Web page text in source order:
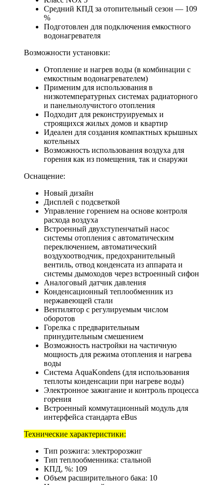
Средний КПД за отопительный сезон — 109
%
Подготовлен для подключения емкостного
водонагревателя
Возможности установки:
Отопление и нагрев воды (в комбинации с
емкостным водонагревателем)
Применим для использования в
низкотемпературных системах радиаторного
и панельнолучистого отопления
Подходит для реконструируемых и
строящихся жилых домов и квартир
Идеален для создания компактных крышных
котельных
Возможность использования воздуха для
горения как из помещения, так и снаружи
Оснащение:
Новый дизайн
Дисплей с подсветкой
Управление горением на основе контроля
расхода воздуха
Встроенный двухступенчатый насос
системы отопления с автоматическим
переключением, автоматический
воздухоотводчик, предохранительный
вентиль, отвод конденсата из аппарата и
системы дымоходов через встроенный сифон
Аналоговый датчик давления
Конденсационный теплообменник из
нержавеющей стали
Вентилятор с регулируемым числом
оборотов
Горелка с предварительным
принудительным смешением
Возможность настройки на частичную
мощность для режима отопления и нагрева
воды
Система AquaKondens (для использования
теплоты конденсации при нагреве воды)
Электронное зажигание и контроль процесса
горения
Встроенный коммутационный модуль для
интерфейса стандарта eBus
Технические характеристики:
Тип розжига: электророзжиг
Тип теплообменника: стальной
КПД, %: 109
Объем расширительного бака: 10